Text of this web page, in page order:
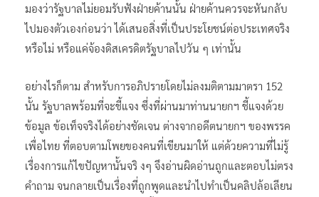
มองว่ารัฐบาลไม่ยอมรับฟังฝ่ายค้านนั้น ฝ่ายค้านควรจะหันกลับ
ไปมองตัวเองก่อนว่า ได้เสนอสิ่งที่เป็นประโยชน์ต่อประเทศจริง
หรือไม่ หรือแค่จ้องดิสเครดิตรัฐบาลไปวัน ๆ เท่านั้น
อย่างไรก็ตาม สำหรับการอภิปรายโดยไม่ลงมติตามมาตรา 152
นั้น รัฐบาลพร้อมที่จะชี้แจง ซึ่งที่ผ่านมาท่านนายกฯ ชี้แจงด้วย
ข้อมูล ข้อเท็จจริงได้อย่างชัดเจน ต่างจากอดีตนายกฯ ของพรรค
เพื่อไทย ที่ตอบตามโพยของคนที่เขียนมาให้ แต่ด้วยความที่ไม่รู้
เรื่องการแก้ไขปัญหานั้นจริ งๆ จึงอ่านผิดอ่านถูกและตอบไม่ตรง
คำถาม จนกลายเป็นเรื่องที่ถูกพูดและนำไปทำเป็นคลิปล้อเลียน